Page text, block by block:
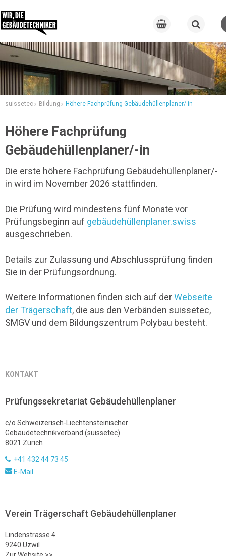
suissetec Bildung Höhere Fachprüfung Gebäudehüllenplaner/-in
Höhere Fachprüfung
Gebäudehüllenplaner/-in
Die erste höhere Fachprüfung Gebäudehüllenplaner/-
in wird im November 2026 stattfinden.
Die Prüfung wird mindestens fünf Monate vor
Prüfungsbeginn auf gebäudehüllenplaner.swiss
ausgeschrieben.
Details zur Zulassung und Abschlussprüfung finden
Sie in der Prüfungsordnung.
Weitere Informationen finden sich auf derWebseite
der Trägerschaft, die aus den Verbänden suissetec,
SMGV und dem Bildungszentrum Polybau besteht.
KONTAKT
Prüfungssekretariat Gebäudehüllenplaner
c/o Schweizerisch-Liechtensteinischer
Gebäudetechnikverband (suissetec)
8021 Zürich
+41 432 44 73 45
E-Mail
Verein Trägerschaft Gebäudehüllenplaner
Lindenstrasse 4
9240 Uzwil